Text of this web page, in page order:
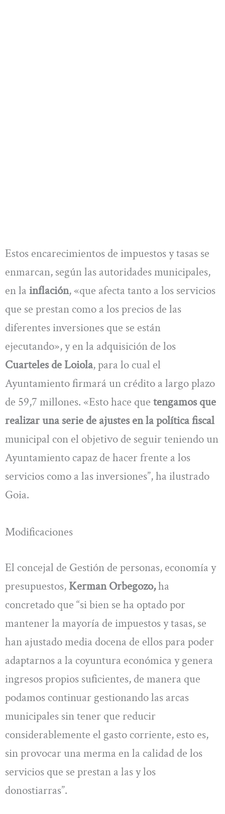
Estos encarecimientos de impuestos y tasas se
enmarcan, según las autoridades municipales,
en la inflación, «que afecta tanto a los servicios
que se prestan como a los precios de las
diferentes inversiones que se están
ejecutando», y en la adquisición de los
Cuarteles de Loiola, para lo cual el
Ayuntamiento firmará un crédito a largo plazo
de 59,7 millones. «Esto hace que tengamos que
realizar una serie de ajustes en la política fiscal
municipal con el objetivo de seguir teniendo un
Ayuntamiento capaz de hacer frente a los
servicios como a las inversiones”, ha ilustrado
Goia.
Modificaciones
El concejal de Gestión de personas, economía y
presupuestos, Kerman Orbegozo,ha
concretado que “si bien se ha optado por
mantener la mayoría de impuestos y tasas, se
han ajustado media docena de ellos para poder
adaptarnos a la coyuntura económica y genera
ingresos propios suficientes, de manera que
podamos continuar gestionando las arcas
municipales sin tener que reducir
considerablemente el gasto corriente, esto es,
sin provocar una merma en la calidad de los
servicios que se prestan a las y los
donostiarras”.